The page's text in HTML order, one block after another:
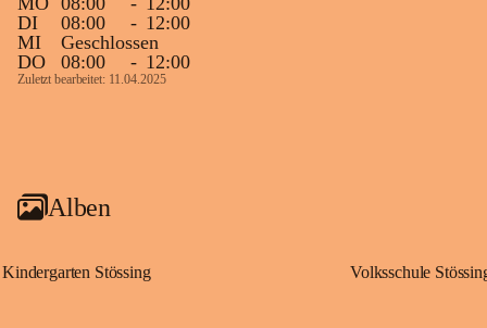
DI
08:00 - 12:00
MI
Geschlossen
DO
08:00 - 12:00
Zuletzt bearbeitet: 11.04.2025
Alben
Kindergarten Stössing Volksschule